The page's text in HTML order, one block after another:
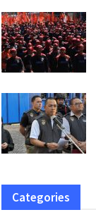
Categories